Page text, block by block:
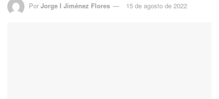
Por Jorge I Jiménez Flores 15 de agosto de 2022